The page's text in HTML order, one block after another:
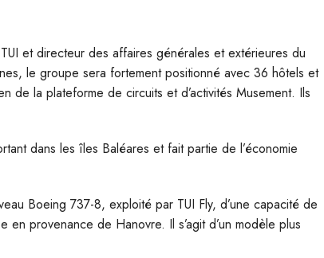
et directeur des affaires générales et extérieures du
le groupe sera fortement positionné avec 36 hôtels et
de la plateforme de circuits et d’activités Musement. Ils
dans les îles Baléares et fait partie de l’économie
Boeing 737-8, exploité par TUI Fly, d’une capacité de
provenance de Hanovre. Il s’agit d’un modèle plus